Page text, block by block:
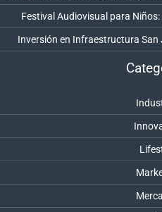
Festival Audiovisual para
Inversión en Infraestructura San